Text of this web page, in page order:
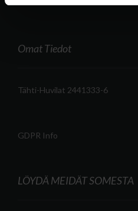
Omat Tiedot
Tähti-Huvilat 2441333-6
GDPR Info
LÖYDÄ MEIDÄT SOMESTA